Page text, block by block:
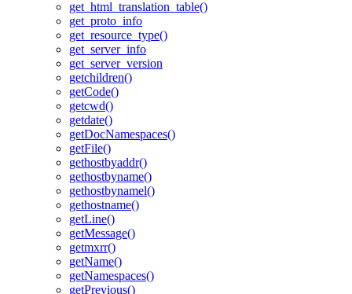
get_html_translation_table()
get_proto_info
get_resource_type()
get_server_info
get_server_version
getchildren()
getCode()
getcwd()
getdate()
getDocNamespaces()
getFile()
gethostbyaddr()
gethostbyname()
gethostbynamel()
gethostname()
getLine()
getMessage()
getmxrr()
getName()
getNamespaces()
getPrevious()